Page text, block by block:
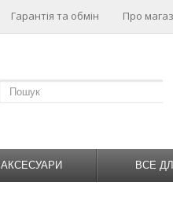
Гарантія та обмін Про
АКСЕСУАРИ ВСЕ